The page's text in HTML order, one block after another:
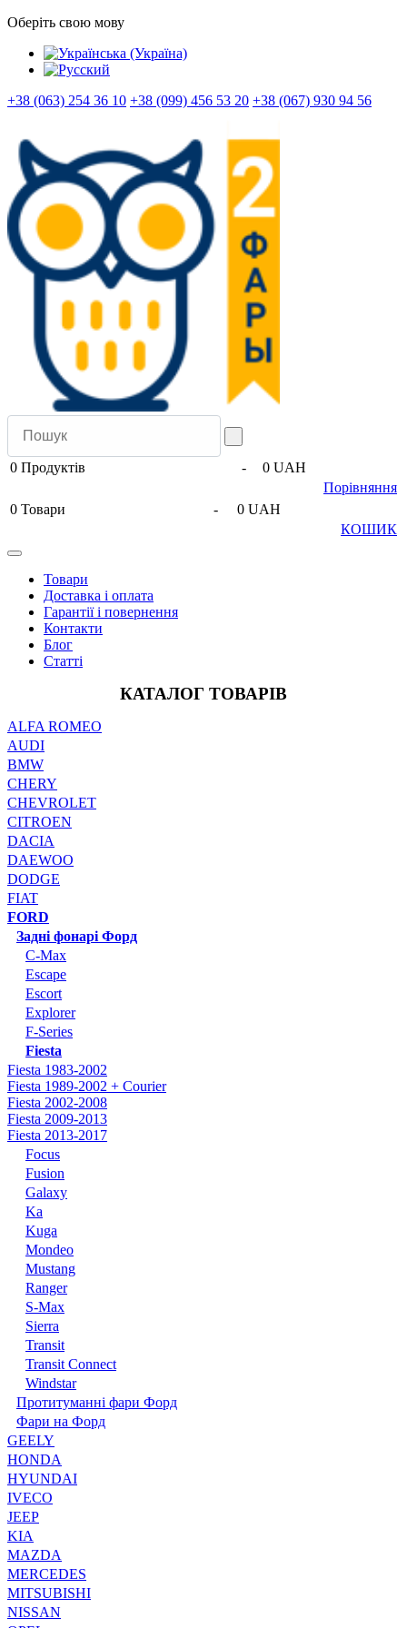
Оберіть свою мову
+38 (063) 254 36 10 +38 (099) 456 53 20 +38 (067) 930 94 56
0 Продуктів -
0 UAH
Порівняння
0 Товари -
0 UAH
КОШИК
Товари
Доставка і оплата
Гарантії і повернення
Контакти
Блог
Статті
КАТАЛОГ ТОВАРІВ
ALFA ROMEO
AUDI
BMW
CHERY
CHEVROLET
CITROEN
DACIA
DAEWOO
DODGE
FIAT
FORD
Задні фонарі Форд
C-Max
Escape
Escort
Explorer
F-Series
Fiesta
Fiesta 1983-2002
Fiesta 1989-2002 + Courier
Fiesta 2002-2008
Fiesta 2009-2013
Fiesta 2013-2017
Focus
Fusion
Galaxy
Ka
Kuga
Mondeo
Mustang
Ranger
S-Max
Sierra
Transit
Transit Connect
Windstar
Протитуманні фари Форд
Фари на Форд
GEELY
HONDA
HYUNDAI
IVECO
JEEP
KIA
MAZDA
MERCEDES
MITSUBISHI
NISSAN